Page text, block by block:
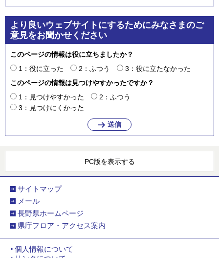
より良いウェブサイトにするためにみなさまのご
意見をお聞かせください
このページの情報は役に立ちましたか？
1：役に立った
2：ふつう
3：役に立たなかった
このページの情報は見つけやすかったですか？
1：見つけやすかった
2：ふつう
3：見つけにくかった
PC版を表示する
サイトマップ
メール
長野県ホームページ
県庁フロア・アクセス案内
個人情報について